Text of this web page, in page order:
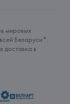
мировых
Беларуси*.
доставка в